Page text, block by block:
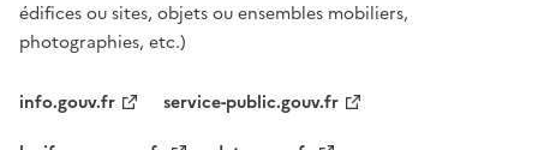
édifices ou sites, objets ou ensembles mobiliers,
photographies, etc.)
info.gouv.fr
service-public.gouv.fr